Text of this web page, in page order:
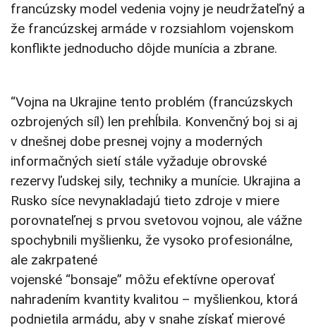
francúzsky model vedenia vojny je neudržateľný a
že francúzskej armáde v rozsiahlom vojenskom
konflikte jednoducho dôjde munícia a zbrane.
“Vojna na Ukrajine tento problém (francúzskych
ozbrojených síl) len prehĺbila. Konvenčný boj si aj
v dnešnej dobe presnej vojny a moderných
informačných sietí stále vyžaduje obrovské
rezervy ľudskej sily, techniky a munície. Ukrajina a
Rusko síce nevynakladajú tieto zdroje v miere
porovnateľnej s prvou svetovou vojnou, ale vážne
spochybnili myšlienku, že vysoko profesionálne,
ale zakrpatené
vojenské “bonsaje” môžu efektívne operovať
nahradením kvantity kvalitou – myšlienkou, ktorá
podnietila armádu, aby v snahe získať mierové